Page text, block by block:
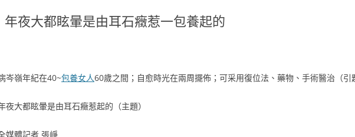
年夜大都眩暈是由耳石癥惹一包養起的
岑嶺年紀在40~包養女人60歲之間；自愈時光在兩周擺佈；可采用復位法、藥物、手術醫治（引
夜大都眩暈是由耳石癥惹起的（主題）
媒體記者 張崢